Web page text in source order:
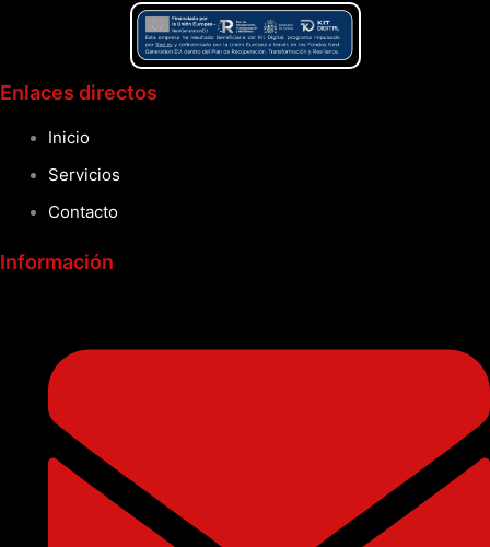
Enlaces directos
Inicio
Servicios
Contacto
Información